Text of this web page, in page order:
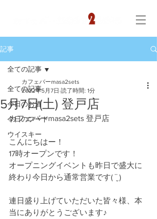
記事
全ての記事
今日のお酒
今日のフード
ウイスキー
全ての記事
5月7日(土) 登戸店
カフェバーmasa2sets
2022年5月7日 読了時間: 1分
カフェバーmasa2sets 登戸店
こんにちはー！
17時オープンです！
オープニングイベントも昨日で盛大に
終わり今日から通常営業です( ¨̮ )
連日盛り上げていただいた皆々様、本
当にありがとうございます♪